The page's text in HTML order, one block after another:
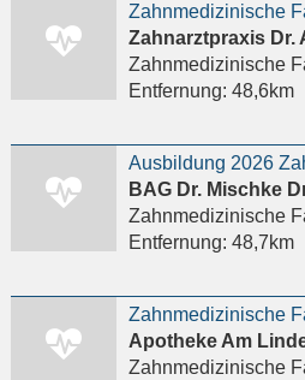
Zahnmedizinische
Zahnarztpraxis Dr.
Zahnmedizinische
Entfernung: 48,6km
Entfernung: 48,7km
Apotheke Am
Zahnmedizinische